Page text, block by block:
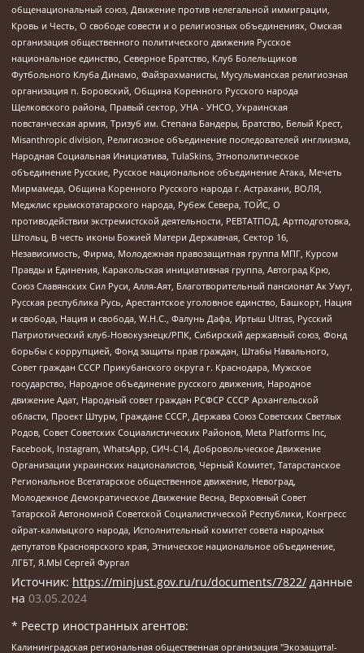
общенациональный союз, Движение против нелегальной иммиграции,
Кровь и Честь, О свободе совести и о религиозных объединениях, Омская
организация общественного политического движения Русское
национальное единство, Северное Братство, Клуб Болельщиков
Футбольного Клуба Динамо, Файзрахманисты, Мусульманская религиозная
организация п. Боровский, Община Коренного Русского народа
Щелковского района, Правый сектор, УНА - УНСО, Украинская
повстанческая армия, Тризуб им. Степана Бандеры, Братство, Белый Крест,
Misanthropic division, Религиозное объединение последователей инглиизма,
Народная Социальная Инициатива, TulaSkins, Этнополитическое
объединение Русские, Русское национальное объединение Атака, Мечеть
Мирмамеда, Община Коренного Русского народа г. Астрахани, ВОЛЯ,
Меджлис крымскотатарского народа, Рубеж Севера, ТОЙС, О
противодействии экстремистской деятельности, РЕВТАТПОД, Артподготовка,
Штольц, В честь иконы Божией Матери Державная, Сектор 16,
Независимость, Фирма, Молодежная правозащитная группа МПГ, Курсом
Правды и Единения, Каракольская инициативная группа, Автоград Крю,
Союз Славянских Сил Руси, Алля-Аят, Благотворительный пансионат Ак Умут,
Русская республика Русь, Арестантское уголовное единство, Башкорт, Нация
и свобода, Нация и свобода, W.H.С., Фалунь Дафа, Иртыш Ultras, Русский
Патриотический клуб-Новокузнецк/РПК, Сибирский державный союз, Фонд
борьбы с коррупцией, Фонд защиты прав граждан, Штабы Навального,
Совет граждан СССР Прикубанского округа г. Краснодара, Мужское
государство, Народное объединение русского движения, Народное
движение Адат, Народный совет граждан РСФСР СССР Архангельской
области, Проект Штурм, Граждане СССР, Держава Союз Советских Светлых
Родов, Совет Советских Социалистических Районов, Meta Platforms Inc,
Facebook, Instagram, WhatsApp, СИЧ-С14, Добровольческое Движение
Организации украинских националистов, Черный Комитет, Татарстанское
Региональное Всетатарское общественное движение, Невоград,
Молодежное Демократическое Движение Весна, Верховный Совет
Татарской Автономной Советской Социалистической Республики, Конгресс
ойрат-калмыцкого народа, Исполнительный комитет совета народных
депутатов Красноярского края, Этническое национальное объединение,
ЛГБТ, Я.МЫ Сергей Фургал
Источник: https://minjust.gov.ru/ru/documents/7822/ данные
на 03.05.2024
* Реестр иностранных агентов:
Калининградская региональная общественная организация "Экозащита!-Женсовет", Фонд содействия защите прав и свобод граждан "Общественный вердикт", Фонд "Институт Развития Свободы Информации", Частное учреждение "Информационное агентство МЕМО. РУ", Региональная общественная организация "Общественная комиссия по сохранению наследия академика Сахарова", Фонд поддержки свободы прессы, Санкт-Петербургская общественная правозащитная организация "Гражданский контроль", Межрегиональная общественная организация "Информационно-просветительский центр "Мемориал", Региональный Фонд "Центр Защиты Прав Средств Массовой Информации", с 05.12.2023 Фонд "Центр Защиты Прав Средств массовой информации", Региональная общественная благотворительная организация помощи беженцам и мигрантам "Гражданское содействие", Негосударственное образовательное учреждение дополнительного профессионального образования (повышение квалификации) специалистов "АКАДЕМИЯ ПО ПРАВАМ ЧЕЛОВЕКА", Свердловская региональная общественная организация "Сутяжник", Автономная некоммерческая организация "Центр независимых социологических исследований", Союз общественных объединений "Российский исследовательский центр по правам человека", Региональное общественное учреждение научно-информационный центр "МЕМОРИАЛ", Некоммерческая организация "Фонд защиты гласности", Автономная некоммерческая организация "Институт прав человека", Городская общественная организация "Екатеринбургское общество "МЕМОРИАЛ", Городская общественная организация "Рязанское историко-просветительское и правозащитное общество "Мемориал" (Рязанский Мемориал), Челябинский региональный орган общественной самодеятельности – женское общественное объединение "Женщины Евразии", Челябинский региональный орган общественной самодеятельности "Уральская правозащитная группа", Фонд содействия защите здоровья и социальной справедливости имени Андрея Рылькова, Автономная Некоммерческая Организация "Аналитический Центр Юрия Левады", Автономная некоммерческая организация социальной поддержки населения "Проект Апрель", Региональная общественная организация помощи женщинам и детям, находящимся в кризисной ситуации "Информационно-методический центр "Анна", Фонд содействия развитию массовых коммуникаций и правовому просвещению "Так-так-Так", Фонд содействия устойчивому развитию "Серебряная тайга", Свердловский региональный общественный фонд социальных проектов "Новое время", "Idel.Реалии", Кавказ.Реалии, Крым.Реалии, Телеканал Настоящее Время, Татаро-башкирская служба Радио Свобода (Azatliq Radiosi), Радио Свободная Европа/Радио Свобода (PCE/PC), "Сибирь.Реалии", "Фактограф", Благотворительный фонд помощи осужденным и их семьям, Автономная некоммерческая организация "Институт глобализации и социальных движений", Фонд "В защиту прав заключенных", Частное учреждение "Центр поддержки и содействия развитию средств массовой информации", Пензенский региональный общественный благотворительный фонд "Гражданский союз", "Север.Реалии", Некоммерческая организация Фонд "Правовая инициатива", Общество с ограниченной ответственностью "Радио Свободная Европа/Радио Свобода", Чешское информационное агентство "MEDIUM-ORIENT", Красноярская региональная общественная организация "Мы против СПИДа", Камалягин Денис Николаевич, Маркелов Сергей Евгеньевич, Пономарев Лев Александрович, Савицкая Людмила Алексеевна, Автономная некоммерческая организация "Центр по работе с проблемой насилия "НАСИЛИЮ.НЕТ", Межрегиональный профессиональный союз работников здравоохранения "Альянс врачей", Юридическое лицо, зарегистрированное в Латвийской Республике, SIA "Medusa Project" (регистрационный номер 40103797863, дата регистрации 10.06.2014), Некоммерческая организация "Фонд по борьбе с коррупцией", Автономная некоммерческая организация "Институт права и публичной политики", Баданин Роман Сергеевич, Гликин Максим Александрович, Железнова Мария Михайловна, Лукьянова Юлия Сергеевна, Маетная Елизавета Витальевна, Маняхин Петр Борисович, Чуракова Ольга Владимировна, Ярош Юлия Петровна, Юридическое лицо "The Insider SIA", зарегистрированное в Риге, Латвийская Республика (дата регистрации 26.06.2015), являющееся администратором доменного имени интернет-издания "The Insider SIA", https://theins.ru, Постернак Алексей Евгеньевич, Рубин Михаил Аркадьевич, Анин Роман Александрович, Юридическое лицо Istories fonds, зарегистрированное в Латвийской Республике (регистрационный номер 50008295751, дата регистрации 24.02.2020), Великовский Дмитрий Александрович, Долинина Ирина Николаевна, Мароховская Алеся Алексеевна, Шлейнов Роман Юрьевич, Шмагун Олеся Валентиновна, Общество с ограниченной ответственностью "Альтаир 2021", Общество с ограниченной ответственностью "Вега 2021", Общество с ограниченной ответственностью "Главный редактор 2021", Общество с ограниченной ответственностью "Ромашки монолит", Важенков Артем Валерьевич, Ивановская областная общественная организация "Центр гендерных исследований", Гурман Юрий Альбертович, Медиапроект "ОВД-Инфо", Егоров Владимир Владимирович, Жилинский Владимир Александрович, Общество с ограниченной ответственностью "ЗП", Иванова София Юрьевна, Карезина Инна Павловна, Кильтау Екатерина Викторовна, Петров Алексей Викторович, Пискунов Сергей Евгеньевич, Смирнов Сергей Сергеевич, Тихонов Михаил Сергеевич, Общество с ограниченной ответственностью "ЖУРНАЛИСТ-ИНОСТРАННЫЙ АГЕНТ", Арапова Галина Юрьевна, Вольтская Татьяна Анатольевна, Американская компания "Mason G.E.S. Anonymous Foundation" (США), являющаяся владельцем интернет-издания https://mnews.world/, Компания "Stichting Bellingcat", зарегистрированная в Нидерландах (дата регистрации 11.07.2018), Захаров Андрей Вячеславович, Клепиковская Екатерина Дмитриевна, Общество с ограниченной ответственностью "МЕМО", Перл Роман Александрович, Симонов Евгений Алексеевич, Соловьева Елена Анатольевна, Сотников Даниил Владимирович, Сурначева Елизавета Дмитриевна, Автономная некоммерческая организация по защите прав человека и информированию населения "Якутия – Наше Мнение", Общество с ограниченной ответственностью "Москоу диджитал медиа", с 26.01.2023 Общество с ограниченной ответственностью "Чайка Белые сады", Ветошкина Валерия Валерьевна, Заговора Максим Александрович, Межрегиональное общественное движение "Российская ЛГБТ - сеть", Оленичев Максим Владимирович, Павлов Иван Юрьевич, Скворцова Елена Сергеевна, Общество с ограниченной ответственностью "Как бы инагент", Кочетков Игорь Викторович, Общество с ограниченной ответственностью "Честные выборы", Еланчик Олег Александрович, Общество с ограниченной ответственностью "Нобелевский призыв", Гималова Регина Эмилевна, Григорьев Андрей Валерьевич, Григорьева Алина Александровна, Ассоциация по содействию защите прав призывников, альтернативнослужащих и военнослужащих "Правозащитная группа "Гражданин.Армия.Право", Хисамова Регина Фаритовна, Автономная некоммерческая организация по реализации социально-правовых программ "Лилит", Дальневосточное общественное движение "Маяк", Санкт-Петербургская ЛГБТ-инициативная группа "Выход", Инициативная группа ЛГБТ+ "Реверс", Алексеев Андрей Викторович, Бекбулатова Таисия Львовна, Беляев Иван Михайлович, Владыкина Елена Сергеевна, Гельман Марат Александрович, Никульшина Вероника Юрьевна, Толоконникова Надежда Андреевна, Шендерович Виктор Анатольевич, Общество с ограниченной ответственностью "Данное сообщение", Общество с ограниченной ответственностью Издательский дом "Новая глава", Айнбиндер Александра Александровна, Московский комьюнити-центр для ЛГБТ+инициатив, Благотворительный фонд развития филантропии, Deutsche Welle (Германия, Kurt-Schumacher-Strasse 3, 53113 Bonn), Борзунова Мария Михайловна, Воробьев Виктор Викторович, Голубева Анна Львовна, Константинова Алла Михайловна, Малкова Ирина Владимировна, Мурадов Мурад Абдулгалимович, Осетинская Елизавета Николаевна, Понасенков Евгений Николаевич, Ганапольский Матвей Юрьевич, Киселев Евгений Алексеевич, Борухович Ирина Григорьевна, Дремин Иван Тимофеевич, Дубровский Дмитрий Викторович, Красноярская региональная общественная организация поддержки и развития альтернативных образовательных технологий и межкультурных коммуникаций "ИНТЕРРА", Маяковская Екатерина Алексеевна, Фейгин Марк Захарович, Филимонов Андрей Викторович, Дзугкоева Регина Николаевна, Доброхотов Роман Александрович, Дудь Юрий Александрович, Елкин Сергей Владимирович, Кругликов Кирилл Игоревич, Сабунаева Мария Леонидовна, Семенов Алексей Владимирович, Шаинян Карен Багратович, Шульман Екатерина Михайловна, Асафьев Артур Валерьевич, Вахштайн Виктор Семенович, Венедиктов Алексей Алексеевич, Лушникова Екатерина Евгеньевна, Волков Леонид Михайлович, Невзоров Александр Глебович, Пархоменко Сергей Борисович, Сироткин Ярослав Николаевич, Кара-Мурза Владимир Владимирович, Баранова Наталья Владимировна, Гозман Леонид Яковлевич, Кагарлицкий Борис Юльевич, Климарев Михаил Валерьевич, Милов Владимир Станиславович, Автономная некоммерческая организация Краснодарский центр современного искусства "Типография", Моргенштерн Алишер Тагирович, Соболь Любовь Эдуардовна, Общество с ограниченной ответственностью "ЛИЗА НОРМ", Каспаров Гарри Кимович, Ходорковский Михаил Борисович, Общество с ограниченной ответственностью "Апрельские тезисы", Данилович Ирина Брониславовна, Кашин Олег Владимирович, Петров Николай Владимирович, Пивоваров Алексей Владимирович, Соколов Михаил Владимирович, Цветкова Юлия Владимировна, Чичваркин Евгений Александрович, Комитет против пыток/Команда против пыток, Общество с ограниченной ответственностью "Первый научный", Общество с ограниченной ответственностью "Вертолет и ко", Белоцерковская Вероника Борисовна, Кац Максим Евгеньевич, Лазарева Татьяна Юрьевна, Шаведдинов Руслан Табризович, Яшин Илья Валерьевич, Общество с ограниченной ответственностью "Иноагент ААВ", Алешковский Дмитрий Петрович, Альбац Евгения Марковна, Быков Дмитрий Львович, Галямина Юлия Евгеньевна, Лойко Сергей Леонидович, Мартынов Кирилл Константинович, Медведев Сергей Александрович, Крашенинников Федор Геннадиевич, Гордеева Катерина Вл